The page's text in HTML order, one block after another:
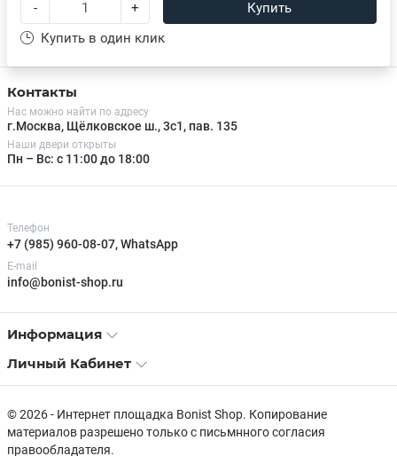
- +
Купить
Купить в один клик
Контакты
Нас можно найти по адресу
г.Москва, Щёлковское ш., 3с1, пав. 135
Наши двери открыты
Пн – Вс: с 11:00 до 18:00
Телефон
+7 (985) 960-08-07, WhatsApp
E-mail
info@bonist-shop.ru
Информация
Личный Кабинет
© 2026 - Интернет площадка Bonist Shop. Копирование
материалов разрешено только с письмнного согласия
правообладателя.